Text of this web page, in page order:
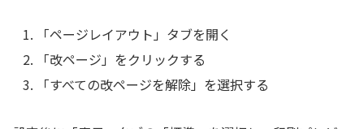
「ページレイアウト」タブを開く
「改ページ」をクリックする
「すべての改ページを解除」を選択する